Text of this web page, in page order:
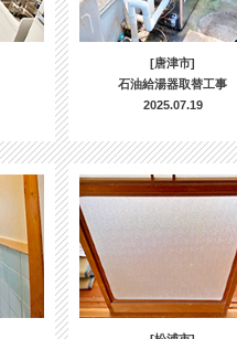
[唐津市]
石油給湯器取替工事
2025.07.19